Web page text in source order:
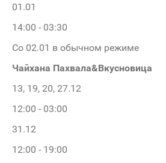
01.01
14:00 - 03:30
Со 02.01 в обычном режиме
Чайхана Пахвала&Вкусновица
13, 19, 20, 27.12
12:00 - 03:00
31.12
12:00 - 19:00